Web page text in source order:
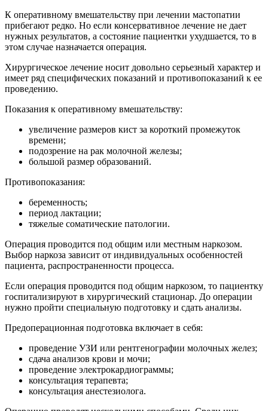
К оперативному вмешательству при лечении мастопатии
прибегают редко. Но если консервативное лечение не дает
нужных результатов, а состояние пациентки ухудшается, то в
этом случае назначается операция.
Хирургическое лечение носит довольно серьезный характер и
имеет ряд специфических показаний и противопоказаний к ее
проведению.
Показания к оперативному вмешательству:
увеличение размеров кист за короткий промежуток
времени;
подозрение на рак молочной железы;
большой размер образований.
Противопоказания:
беременность;
период лактации;
тяжелые соматические патологии.
Операция проводится под общим или местным наркозом.
Выбор наркоза зависит от индивидуальных особенностей
пациента, распространенности процесса.
Если операция проводится под общим наркозом, то пациентку
госпитализируют в хирургический стационар. До операции
нужно пройти специальную подготовку и сдать анализы.
Предоперационная подготовка включает в себя:
проведение УЗИ или рентгенографии молочных желез;
сдача анализов крови и мочи;
проведение электрокардиограммы;
консультация терапевта;
консультация анестезиолога.